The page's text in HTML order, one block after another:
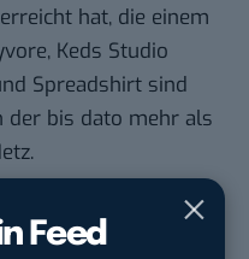
Feed
hat, die einem
Keds Studio
Spreadshirt sind
der bis dato mehr als
werden, wenn es um